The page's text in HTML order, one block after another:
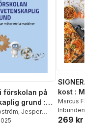
förskolan på
grund :
möter enkla
, Jesper
Jonas Hallström
SIGNERAD -
kost :
matlådor
Marcus Frank
Inbunden
269 kr